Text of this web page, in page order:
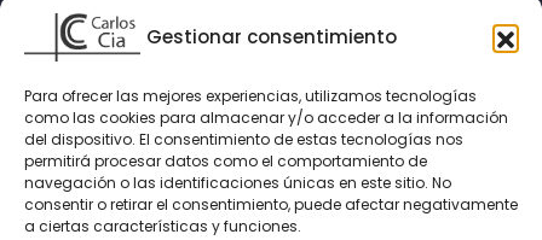
Gestionar consentimiento
Para ofrecer las mejores experiencias, utilizamos tecnologías
como las cookies para almacenar y/o acceder a la información
del dispositivo. El consentimiento de estas tecnologías nos
permitirá procesar datos como el comportamiento de
navegación o las identificaciones únicas en este sitio. No
consentir o retirar el consentimiento, puede afectar negativamente
a ciertas características y funciones.
Mar 03, 2021 0
Información
C/ Faisán, nº 5, 2º B, 18014, Granada
Email:carloscia@icagr.es